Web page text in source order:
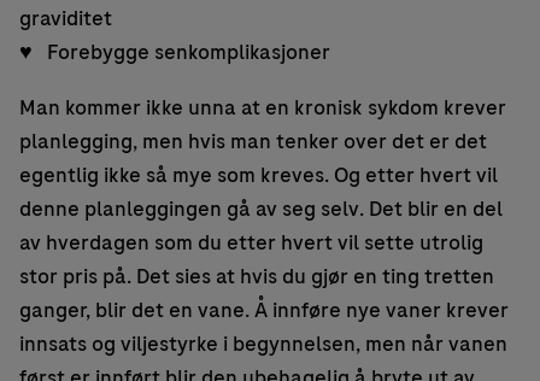
graviditet
♥ Forebygge senkomplikasjoner
Man kommer ikke unna at en kronisk sykdom krever
planlegging, men hvis man tenker over det er det
egentlig ikke så mye som kreves. Og etter hvert vil
denne planleggingen gå av seg selv. Det blir en del
av hverdagen som du etter hvert vil sette utrolig
stor pris på. Det sies at hvis du gjør en ting tretten
ganger, blir det en vane. Å innføre nye vaner krever
innsats og viljestyrke i begynnelsen, men når vanen